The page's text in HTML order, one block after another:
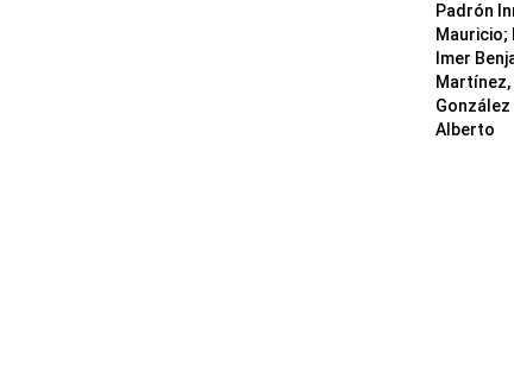
Padrón
Mauricio;
Imer
Martínez,
Alberto